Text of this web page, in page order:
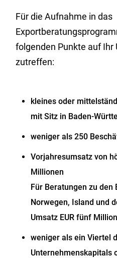
Für die Aufnahme in das
folgenden Punkte auf Ihr
zutreffen:
kleines oder
mit Sitz in Baden-
weniger als 250
Vorjahresumsatz von
Millionen
Für Beratungen zu den
Norwegen, Island und
Umsatz EUR fünf
weniger als ein Viertel
Unternehmenskapitals